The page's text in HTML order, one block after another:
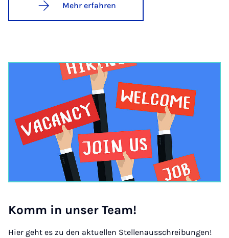
Mehr erfahren
Komm in un­ser Team!
Hier geht es zu den aktuellen Stellenausschreibungen!